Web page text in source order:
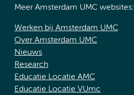
Meer Amsterdam UMC websites:
Werken bij Amsterdam UMC
Over Amsterdam UMC
Nieuws
Research
Educatie Locatie AMC
Educatie Locatie VUmc